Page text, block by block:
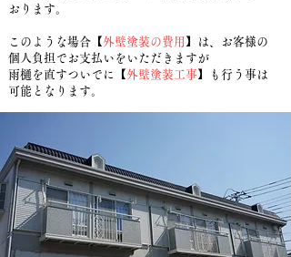
おります。
このような場合【外壁塗装の費用】は、お客様の
個人負担でお支払いをいただきますが
雨樋を直すついでに【外壁塗装工事】も行う事は
可能となります。